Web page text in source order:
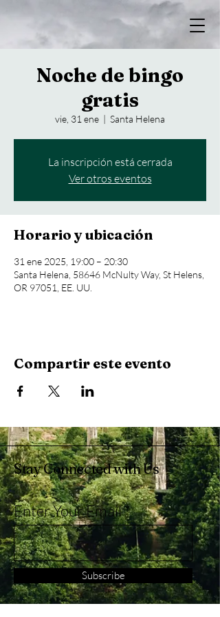
Noche de bingo
gratis
vie, 31 ene
  |
Santa Helena
La inscripción está cerrada
Ver otros eventos
Horario y ubicación
31 ene 2025, 19:00 – 20:30
Santa Helena, 58646 McNulty Way, St Helens,
OR 97051, EE. UU.
Compartir este evento
Stay Connected with Us
Enter Your Email
Subscribe